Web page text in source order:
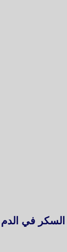
السكر في